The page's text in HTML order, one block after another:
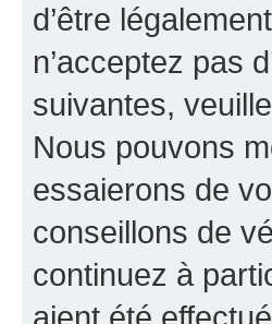
d’être
n’acceptez pas
suivantes,
Nous pouvons
essaierons de
conseillons de
continuez à